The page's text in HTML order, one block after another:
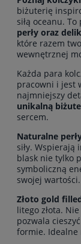
biżuterię
siłą oceanu. To
perły oraz
które razem
wewnętrznej
Każda para
pracowni i jest
najmniejszy
unikalną
sercem.
Naturalne
siły.
blask nie tylko
symboliczną
swojej wartości.
Złoto gold
litego złota.
pozwala
formie. Idealne